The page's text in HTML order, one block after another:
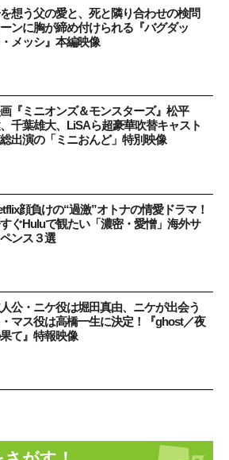
想う父の愛と、死と隣り合わせの検問
ンに胸が締め付けられる『バグダッ
・メッシ』本編映像
『ミニオンズ＆モンスターズ』松平
千葉雄大、LiSAら超豪華吹替キャスト
出演の「ミニおんど」特別映像
顔負けの“過激”オトナの情愛ドラマ！
ぐHuluで観たい「濃密・愛憎」海外サ
ンス３選
公・ニケ役は堀田真由、ニケが出会う
マス役は高橋一生に決定！『ghost／夜
て』特報映像